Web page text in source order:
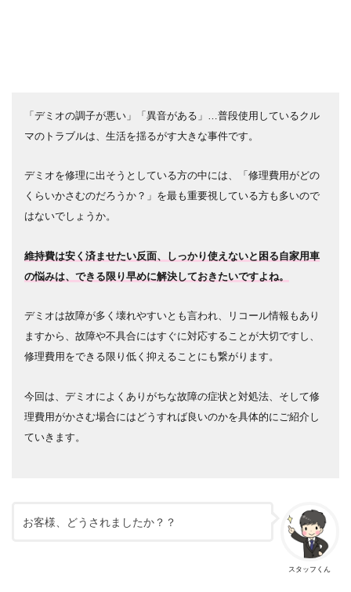
「デミオの調子が悪い」「異音がある」…普段使用しているクル
マのトラブルは、生活を揺るがす大きな事件です。
デミオを修理に出そうとしている方の中には、「修理費用がどの
くらいかさむのだろうか？」を最も重要視している方も多いので
はないでしょうか。
維持費は安く済ませたい反面、しっかり使えないと困る自家用車
の悩みは、できる限り早めに解決しておきたいですよね。
デミオは故障が多く壊れやすいとも言われ、リコール情報もあり
ますから、故障や不具合にはすぐに対応することが大切ですし、
修理費用をできる限り低く抑えることにも繋がります。
今回は、デミオによくありがちな故障の症状と対処法、そして修
理費用がかさむ場合にはどうすれば良いのかを具体的にご紹介し
ていきます。
スタッフくん
お客様、どうされましたか？？